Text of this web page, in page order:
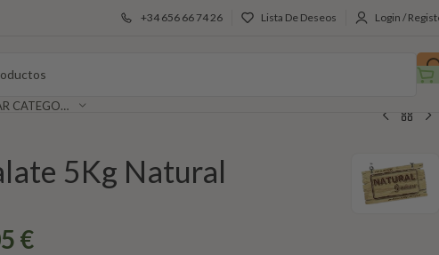
+34 656 66 74 26 Lista De Deseos Login /
SELECCIONAR CATEGORÍA
5Kg Natural
€